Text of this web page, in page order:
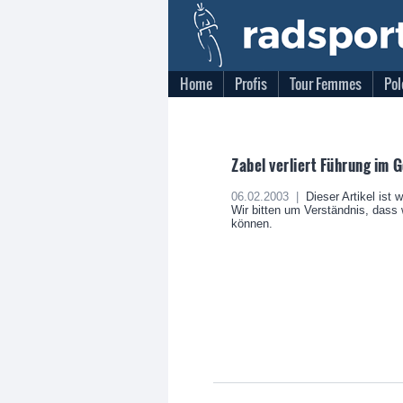
Home Profis Tour Femmes
Zabel verliert Führung im
06.02.2003 |
Dieser Artikel ist
Wir bitten um Verständnis, dass
können.